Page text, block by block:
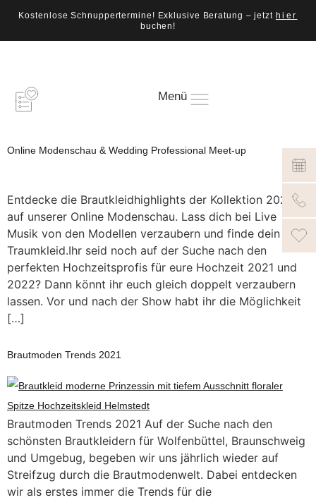
Kostenlose Schnuppertermine! Exklusive Beratung – jetzt hier
buchen!
Menü
Online Modenschau & Wedding Professional Meet-up
Entdecke die Brautkleidhighlights der Kollektion 2021
auf unserer Online Modenschau. Lass dich bei Live
Musik von den Modellen verzaubern und finde dein
Traumkleid.Ihr seid noch auf der Suche nach den
perfekten Hochzeitsprofis für eure Hochzeit 2021 und
2022? Dann könnt ihr euch gleich doppelt verzaubern
lassen. Vor und nach der Show habt ihr die Möglichkeit
[…]
Brautmoden Trends 2021
Brautmoden Trends 2021 Auf der Suche nach den
schönsten Brautkleidern für Wolfenbüttel, Braunschweig
und Umgebug, begeben wir uns jährlich wieder auf
Streifzug durch die Brautmodenwelt. Dabei entdecken
wir als erstes immer die Trends für die